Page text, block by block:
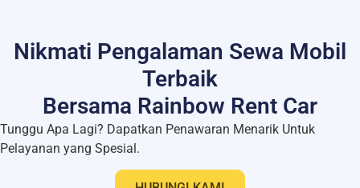
Nikmati Pengalaman Sewa Mobil
Terbaik
Bersama Rainbow Rent Car
Tunggu Apa Lagi? Dapatkan Penawaran Menarik Untuk
Pelayanan yang Spesial.